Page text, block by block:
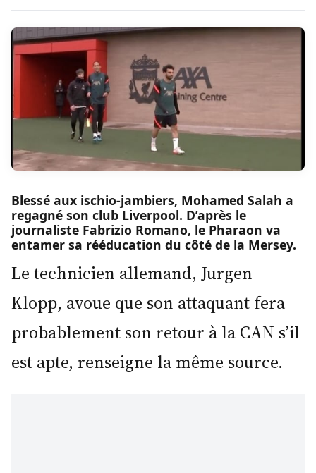
Blessé aux ischio-jambiers, Mohamed Salah a
regagné son club Liverpool. D’après le
journaliste Fabrizio Romano, le Pharaon va
entamer sa rééducation du côté de la Mersey.
Le technicien allemand, Jurgen
Klopp, avoue que son attaquant fera
probablement son retour à la CAN s’il
est apte, renseigne la même source.